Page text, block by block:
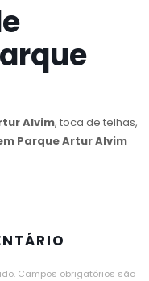
Alvim, toca de telhas,
Parque Artur Alvim
Campos obrigatórios são